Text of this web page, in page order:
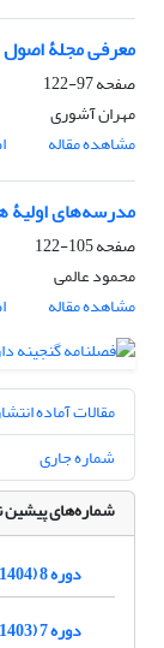
معرفی مجلۀ اصول
صفحه97-122
مهران آشوری
مشاهده مقاله
مدرسه‌های اولیۀ
صفحه105-122
محمود عالمی
مشاهده مقاله
مقالات آماده
شماره جاری
شماره‌های پیشین
دوره 8 (1404)
دوره 7 (1403)